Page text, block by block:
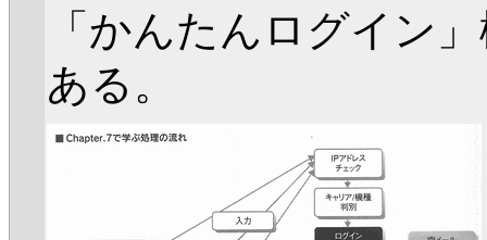
「かんたんログイン
ある。